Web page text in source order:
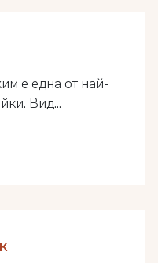
е една от най-
Вид...